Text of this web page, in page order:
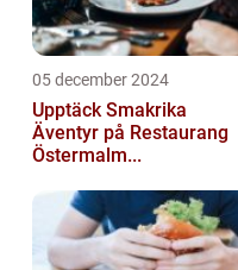
05 december 2024
Upptäck Smakrika
Äventyr på Restaurang
Östermalm...